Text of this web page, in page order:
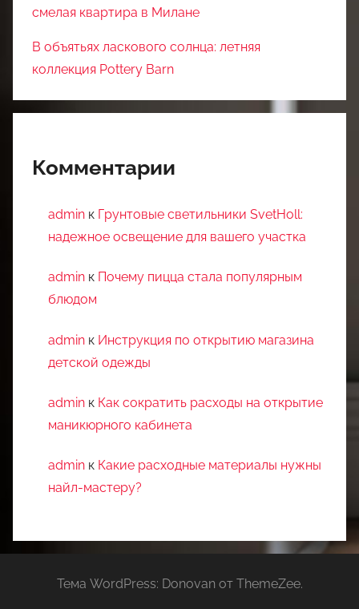
смелая квартира в Милане
В объятьях ласкового солнца: летняя
коллекция Pottery Barn
Комментарии
admin к Грунтовые светильники SvetHoll:
надежное освещение для вашего участка
admin к Почему пицца стала популярным
блюдом
admin к Инструкция по открытию магазина
детской одежды
admin к Как сократить расходы на открытие
маникюрного кабинета
admin к Какие расходные материалы нужны
найл-мастеру?
Тема WordPress: Donovan от ThemeZee.